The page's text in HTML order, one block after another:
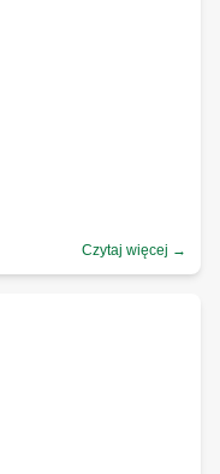
Czytaj więcej →